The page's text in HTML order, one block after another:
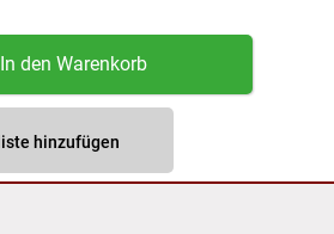
In den Warenkorb
hinzufügen